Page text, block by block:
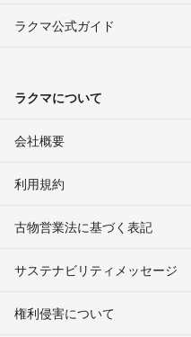
ラクマ公式ガイド
ラクマについて
会社概要
利用規約
古物営業法に基づく表記
サステナビリティメッセージ
権利侵害について